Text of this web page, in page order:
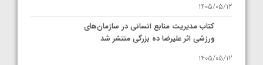
1405/05/12
کتاب مدیریت منابع انسانی در سازمان‌های
ورزشی اثر علیرضا ده بزرگی منتشر شد
1405/05/12